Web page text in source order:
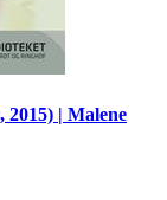
| Malene